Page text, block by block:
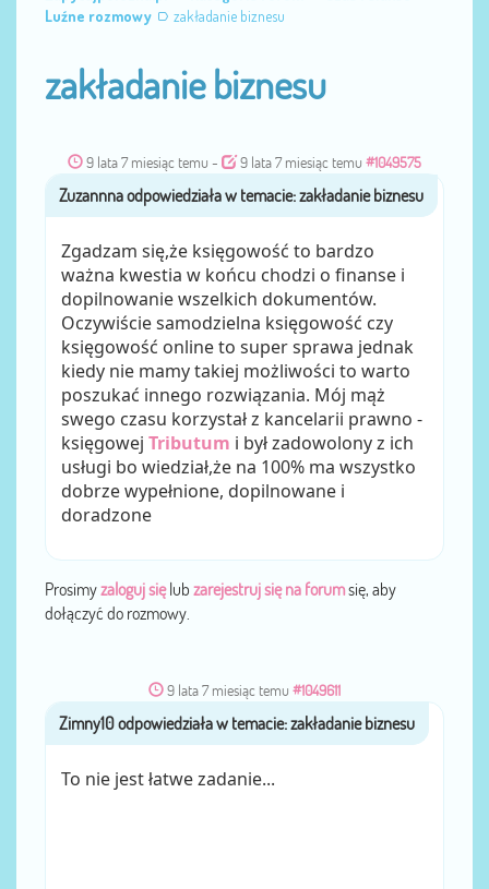
Luźne rozmowy
zakładanie biznesu
zakładanie biznesu
9 lata 7 miesiąc temu - 9 lata 7 miesiąc temu #1049575
przezZuzannna
Zgadzam się,że księgowość to bardzo
ważna kwestia w końcu chodzi o finanse i
dopilnowanie wszelkich dokumentów.
Oczywiście samodzielna księgowość czy
księgowość online to super sprawa jednak
kiedy nie mamy takiej możliwości to warto
poszukać innego rozwiązania. Mój mąż
swego czasu korzystał z kancelarii prawno -
księgowej Tributum i był zadowolony z ich
usługi bo wiedział,że na 100% ma wszystko
dobrze wypełnione, dopilnowane i
doradzone
Prosimyzaloguj sięlub zarejestruj się na forumsię, aby
dołączyć do rozmowy.
9 lata 7 miesiąc temu #1049611
przezZimny10
To nie jest łatwe zadanie...